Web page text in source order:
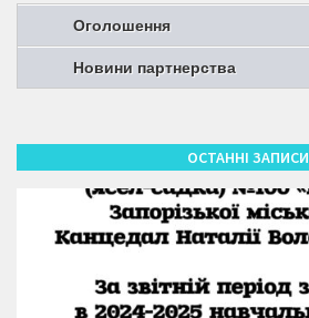
Оголошення
Новини партнерства
ОСТАННІ ЗАПИСИ